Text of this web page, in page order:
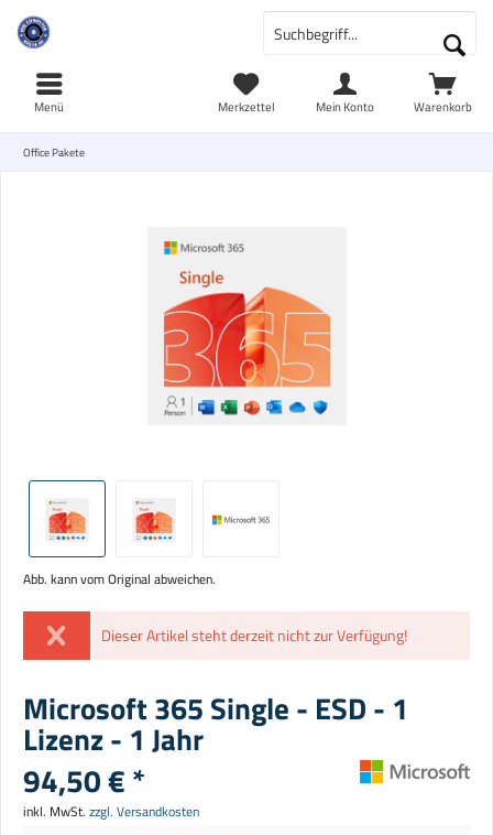
Warenkorb
Merkzettel Mein Konto
Menü
Office Pakete
Abb. kann vom Original abweichen.
Dieser Artikel steht derzeit nicht zur Verfügung!
Microsoft 365 Single - ESD - 1
Lizenz - 1 Jahr
94,50 € *
inkl. MwSt. zzgl. Versandkosten